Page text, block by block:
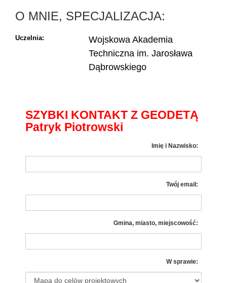
O MNIE, SPECJALIZACJA:
Uczelnia:
Wojskowa Akademia
Techniczna im. Jarosława
Dąbrowskiego
SZYBKI KONTAKT Z GEODETĄ
Patryk Piotrowski
Imię i Nazwisko:
Twój email:
Gmina, miasto, miejscowość:
W sprawie: